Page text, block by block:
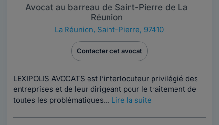
Avocat au barreau de Saint-Pierre de La
Réunion
La Réunion, Saint-Pierre, 97410
Contacter cet avocat
LEXIPOLIS AVOCATS est l’interlocuteur privilégié des
entreprises et de leur dirigeant pour le traitement de
toutes les problématiques... Lire la suite